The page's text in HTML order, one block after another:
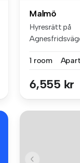
Malmö
Hyresrätt på
1 room
6,555 kr